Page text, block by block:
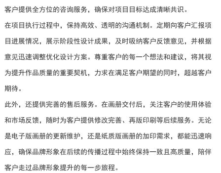
客户提供全方位的咨询服务，确保对项目目标达成清晰共识。
在项目执行过程中，保持高效、透明的沟通机制。定期向客户汇报项
目进展情况，展示阶段性设计成果，及时吸纳客户反馈意见，并根据
意见迅速调整优化设计方案。尊重客户的每一个想法和建议，将其视
为提升作品质量的重要契机，力求在满足客户期望的同时，超越客户
期待。
此外，还提供完善的售后服务。在画册交付后，关注客户的使用体验
和市场反馈，随时为客户提供修改完善、再版印刷等后续服务。无论
是电子版画册的更新维护，还是纸质版画册的加印需求，都能迅速响
应，确保品牌形象在后续的传播过程中始终保持一致且高质量，陪伴
客户走过品牌形象提升的每一步旅程。